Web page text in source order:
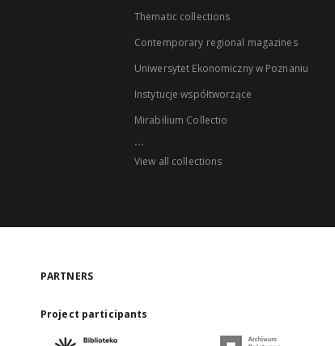
Thematic collections
Contemporary regional magazines
Uniwersytet Ekonomiczny w Poznaniu
Instytucje współtworzące
Mirabilium Collectio
...
View all collections
PARTNERS
Project participants